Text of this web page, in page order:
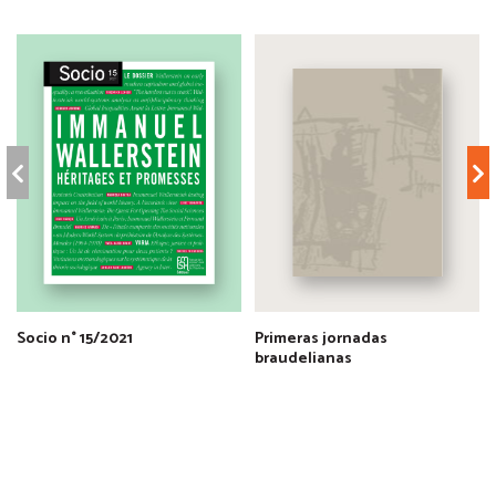
Socio n° 15/2021 Primeras jornadas
braudelianas